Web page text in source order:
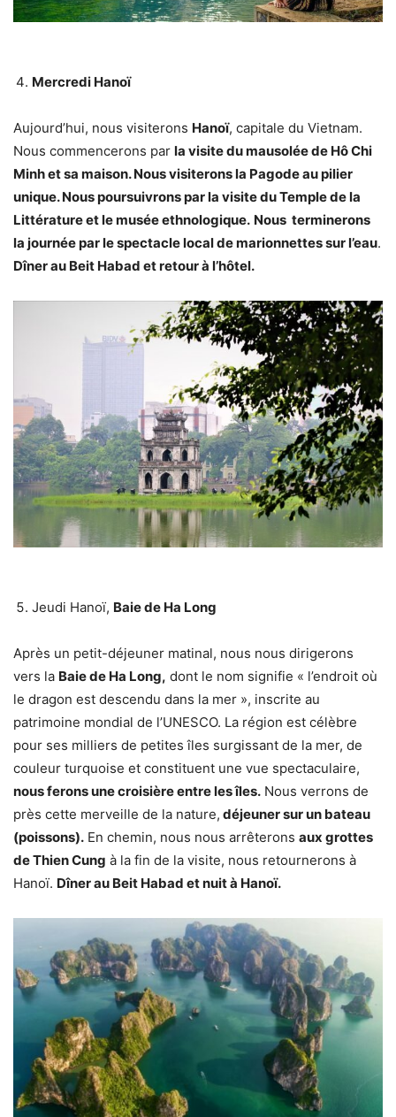
Mercredi Hanoï
Aujourd’hui, nous visiterons Hanoï, capitale du Vietnam.
Nous commencerons par la visite du mausolée de Hô Chi
Minh et sa maison. Nous visiterons la Pagode au pilier
unique. Nous poursuivrons par la visite du Temple de la
Littérature et le musée ethnologique. Nous terminerons
la journée par le spectacle local de marionnettes sur l’eau.
Dîner au Beit Habad et retour à l’hôtel.
Jeudi Hanoï, Baie de Ha Long
Après un petit-déjeuner matinal, nous nous dirigerons
vers la Baie de Ha Long, dont le nom signifie « l’endroit où
le dragon est descendu dans la mer », inscrite au
patrimoine mondial de l’UNESCO. La région est célèbre
pour ses milliers de petites îles surgissant de la mer, de
couleur turquoise et constituent une vue spectaculaire,
nous ferons une croisière entre les îles. Nous verrons de
près cette merveille de la nature, déjeuner sur un bateau
(poissons). En chemin, nous nous arrêterons aux grottes
de Thien Cung à la fin de la visite, nous retournerons à
Hanoï. Dîner au Beit Habad et nuit à Hanoï.